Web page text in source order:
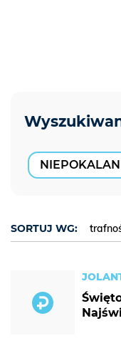
SORTUJ WG: